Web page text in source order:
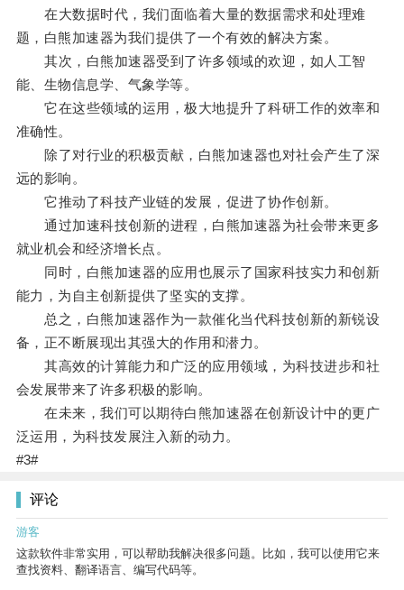
在大数据时代，我们面临着大量的数据需求和处理难
题，白熊加速器为我们提供了一个有效的解决方案。
其次，白熊加速器受到了许多领域的欢迎，如人工智
能、生物信息学、气象学等。
它在这些领域的运用，极大地提升了科研工作的效率和
准确性。
除了对行业的积极贡献，白熊加速器也对社会产生了深
远的影响。
它推动了科技产业链的发展，促进了协作创新。
通过加速科技创新的进程，白熊加速器为社会带来更多
就业机会和经济增长点。
同时，白熊加速器的应用也展示了国家科技实力和创新
能力，为自主创新提供了坚实的支撑。
总之，白熊加速器作为一款催化当代科技创新的新锐设
备，正不断展现出其强大的作用和潜力。
其高效的计算能力和广泛的应用领域，为科技进步和社
会发展带来了许多积极的影响。
在未来，我们可以期待白熊加速器在创新设计中的更广
泛运用，为科技发展注入新的动力。
#3#
评论
游客
这款软件非常实用，可以帮助我解决很多问题。比如，我可以使用它来
查找资料、翻译语言、编写代码等。